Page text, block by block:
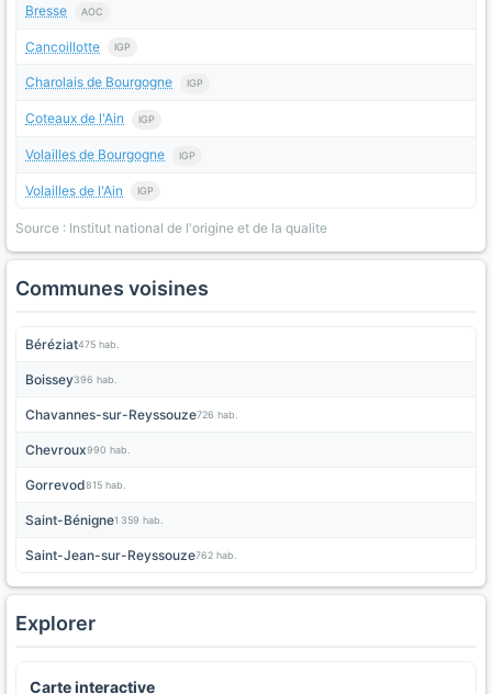
Bresse
AOC
Cancoillotte IGP
Charolais de Bourgogne IGP
Coteaux de l'Ain IGP
Volailles de Bourgogne IGP
Volailles de l'Ain IGP
Source : Institut national de l'origine et de la qualite
Communes voisines
Béréziat475 hab.
Boissey396 hab.
Chavannes-sur-Reyssouze726 hab.
Chevroux990 hab.
Gorrevod815 hab.
Saint-Bénigne1 359 hab.
Saint-Jean-sur-Reyssouze762 hab.
Explorer
Carte interactive